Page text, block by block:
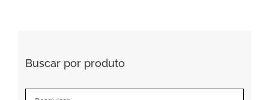
Buscar por produto